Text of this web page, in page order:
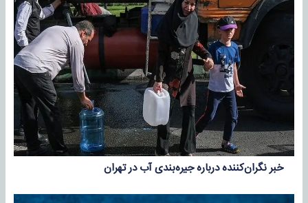
خبر نگران‌کننده درباره جیره‌بندی آب در تهران